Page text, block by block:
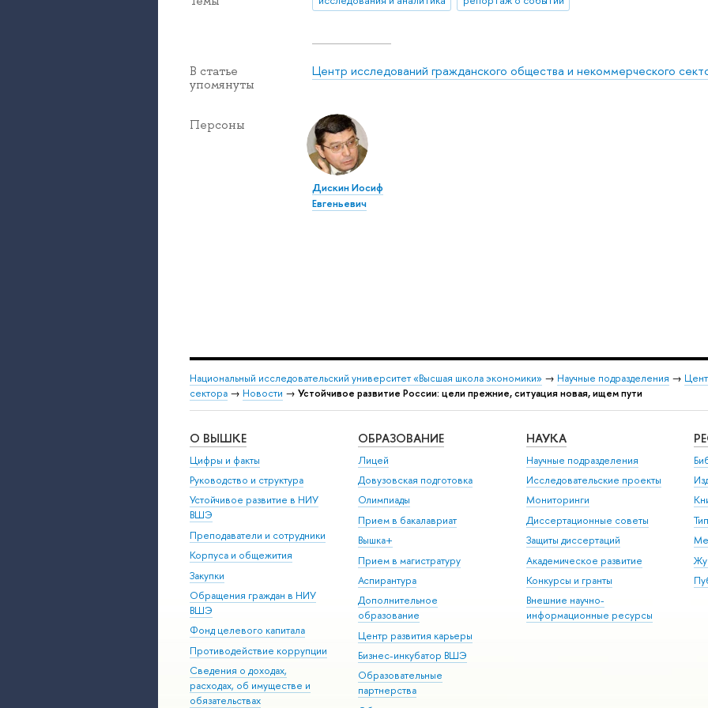
В статье
упомянуты
Центр исследований гражданского общества и некоммерческого
Персоны
Дискин Иосиф
Евгеньевич
Национальный исследовательский университет «Высшая школа экономики» → Научные подразделения →
сектора → Новости → Устойчивое развитие России: цели прежние, ситуация новая, ищем пути
О ВЫШКЕ
Цифры и факты
Руководство и структура
Устойчивое развитие в НИУ
ВШЭ
Преподаватели и сотрудники
Корпуса и общежития
Закупки
Обращения граждан в НИУ
ВШЭ
Фонд целевого капитала
Противодействие коррупции
Сведения о доходах,
расходах, об имуществе и
обязательствах
ОБРАЗОВАНИЕ
Лицей
Довузовская подготовка
Олимпиады
Прием в бакалавриат
Вышка+
Прием в магистратуру
Аспирантура
Дополнительное
образование
Центр развития карьеры
Бизнес-инкубатор ВШЭ
Образовательные
партнерства
НАУКА
Научные подразделения
Исследовательские проекты
Мониторинги
Диссертационные советы
Защиты диссертаций
Академическое развитие
Конкурсы и гранты
Внешние научно-
информационные ресурсы